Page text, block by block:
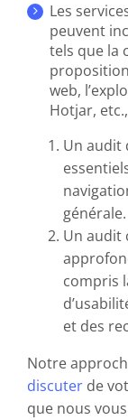
Les
peuvent
tels que la
web,
Hotjar,
Un audit
générale.
Un audit
compris
et des
Notre
discuterde
que nous